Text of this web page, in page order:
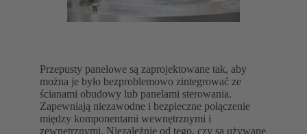
Przepusty panelowe są zaprojektowane tak, aby
można je było bezproblemowo zintegrować ze
ścianami obudowy lub panelami sterowania.
Zapewniają niezawodne i bezpieczne połączenie
między komponentami wewnętrznymi i
zewnętrznymi. Niezależnie od tego, czy są używane